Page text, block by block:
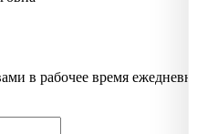
в рабочее время ежедневно с